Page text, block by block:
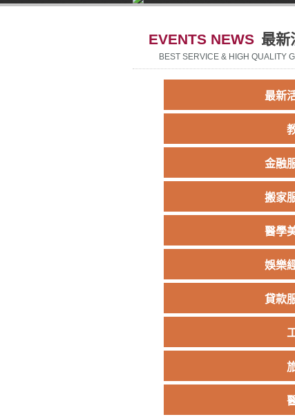
EVENTS NEWS 最新
BEST SERVICE & HIGH QUALITY
最新
金融
搬家
醫學
娛樂
貸款